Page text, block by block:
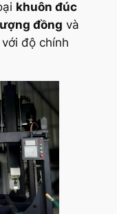
khuôn đúc
đồng và
độ chính